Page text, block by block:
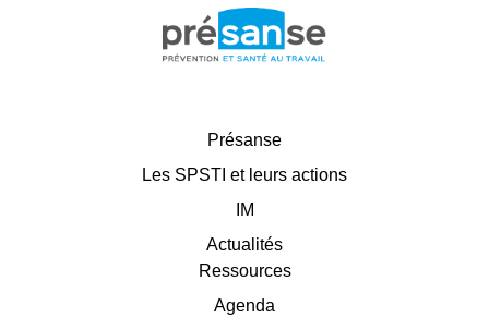
Présanse
Les SPSTI et leurs actions
IM
Actualités
Ressources
Agenda